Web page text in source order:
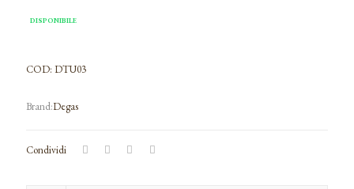
DISPONIBILE
COD: DTU03
Degas
Condividi